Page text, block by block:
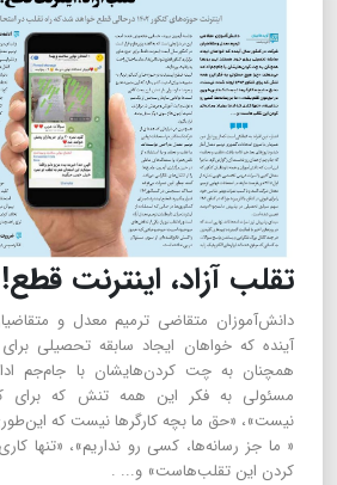
تقلب آزاد، اینترنت قطع!
دانش‌آموزان متقاضی ترمیم معدل و
آینده که خواهان ایجاد سابقه تحصیلی
همچنان به چت کردن‌هایشان با جام‌جم
نیست»، «حق ما بچه کارگرها نیست که
« ما جز رسانه‌ها، کسی رو نداریم»، «تنها
کردن این تقلب‌هاست» و... .